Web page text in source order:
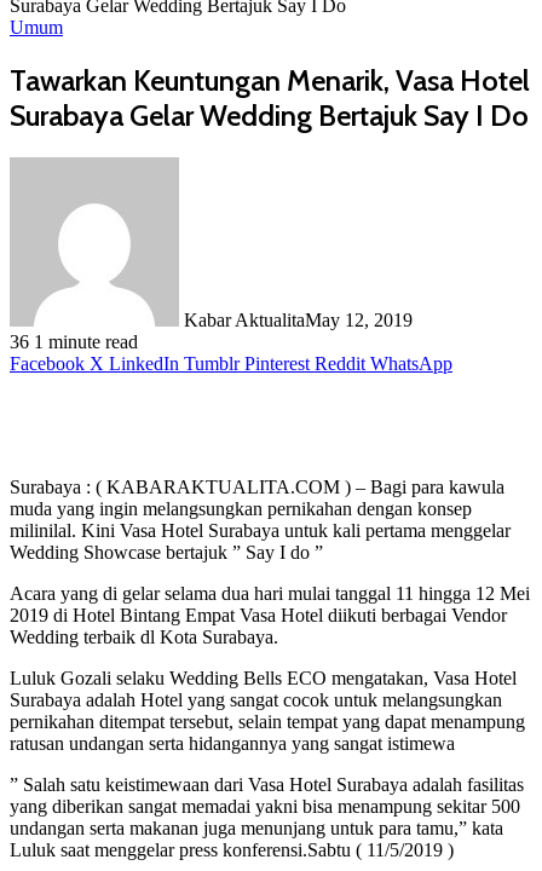
Surabaya Gelar Wedding Bertajuk Say I Do
Umum
Tawarkan Keuntungan Menarik, Vasa Hotel
Surabaya Gelar Wedding Bertajuk Say I Do
Kabar AktualitaMay 12, 2019
36 1 minute read
Facebook X LinkedIn Tumblr Pinterest Reddit WhatsApp
Surabaya : ( KABARAKTUALITA.COM ) – Bagi para kawula
muda yang ingin melangsungkan pernikahan dengan konsep
milinilal. Kini Vasa Hotel Surabaya untuk kali pertama menggelar
Wedding Showcase bertajuk ” Say I do ”
Acara yang di gelar selama dua hari mulai tanggal 11 hingga 12 Mei
2019 di Hotel Bintang Empat Vasa Hotel diikuti berbagai Vendor
Wedding terbaik dl Kota Surabaya.
Luluk Gozali selaku Wedding Bells ECO mengatakan, Vasa Hotel
Surabaya adalah Hotel yang sangat cocok untuk melangsungkan
pernikahan ditempat tersebut, selain tempat yang dapat menampung
ratusan undangan serta hidangannya yang sangat istimewa
” Salah satu keistimewaan dari Vasa Hotel Surabaya adalah fasilitas
yang diberikan sangat memadai yakni bisa menampung sekitar 500
undangan serta makanan juga menunjang untuk para tamu,” kata
Luluk saat menggelar press konferensi.Sabtu ( 11/5/2019 )